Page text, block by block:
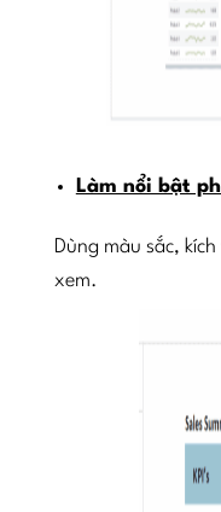
Làm nổi bật
Dùng màu sắc,
xem.